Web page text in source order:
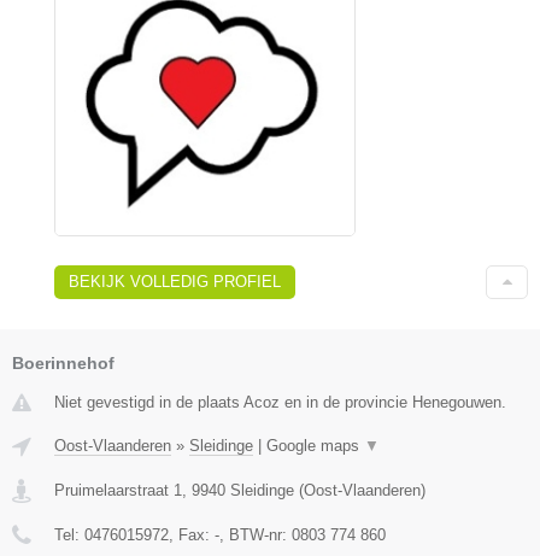
BEKIJK VOLLEDIG PROFIEL
Boerinnehof
Niet gevestigd in de plaats Acoz en in de provincie Henegouwen.
Oost-Vlaanderen » Sleidinge | Google maps ▼
Pruimelaarstraat 1 9940 Sleidinge (Oost-Vlaanderen)
Tel: 0476015972 , Fax: - , BTW-nr: 0803 774 860